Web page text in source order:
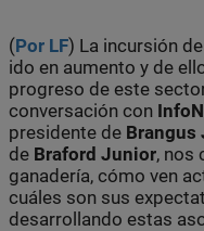
(Por LF) La incursión
ido en aumento y de
progreso de este
conversación con
presidente de Brangus
de Braford Junior, nos
ganadería, cómo ven
cuáles son sus
desarrollando estas